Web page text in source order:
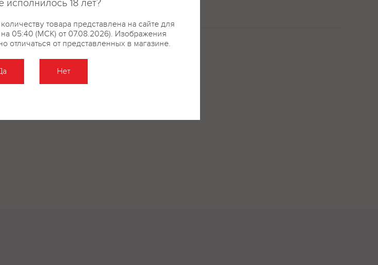
исполнилось 18 лет?
товара представлена на сайте для
05:40 (МСК) от 07.08.2026). Изображения
отличаться от представленных в магазине.
Нет